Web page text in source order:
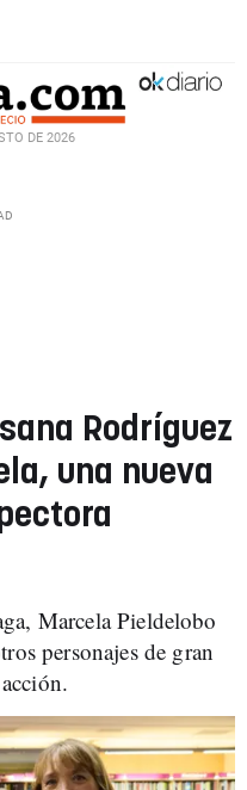
DE 2026
Rodríguez
una nueva
Marcela Pieldelobo
personajes de gran